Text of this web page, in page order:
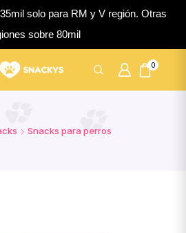
solo para RM y V región. Otras
sobre 80mil
0
Snacks para perros